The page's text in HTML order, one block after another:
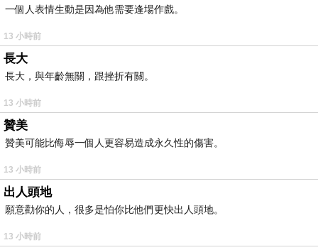
一個人表情生動是因為他需要逢場作戲。
13 小時前
長大
長大，與年齡無關，跟挫折有關。
13 小時前
贊美
贊美可能比侮辱一個人更容易造成永久性的傷害。
13 小時前
出人頭地
願意勸你的人，很多是怕你比他們更快出人頭地。
13 小時前